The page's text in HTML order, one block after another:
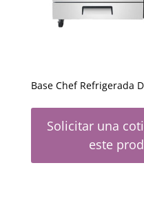
Base Chef Refrigerada
Solicitar una
este